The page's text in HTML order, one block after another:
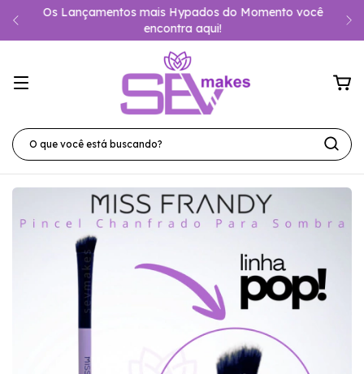
Os Lançamentos mais Hypados do Momento você
encontra aqui!